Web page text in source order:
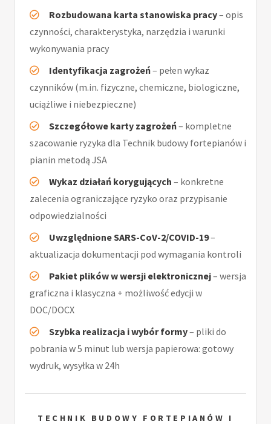
Rozbudowana karta stanowiska pracy– opis
czynności, charakterystyka, narzędzia i warunki
wykonywania pracy
Identyfikacja zagrożeń– pełen wykaz
czynników (m.in. fizyczne, chemiczne, biologiczne,
uciążliwe i niebezpieczne)
Szczegółowe karty zagrożeń– kompletne
szacowanie ryzyka dla Technik budowy fortepianów i
pianin metodą JSA
Wykaz działań korygujących – konkretne
zalecenia ograniczające ryzyko oraz przypisanie
odpowiedzialności
Uwzględnione SARS-CoV-2/COVID-19–
aktualizacja dokumentacji pod wymagania kontroli
Pakiet plików w wersji elektronicznej– wersja
graficzna i klasyczna + możliwość edycji w
DOC/DOCX
Szybka realizacja i wybór formy– pliki do
pobrania w 5 minut lub wersja papierowa: gotowy
wydruk, wysyłka w 24h
TECHNIK BUDOWY FORTEPIANÓW I